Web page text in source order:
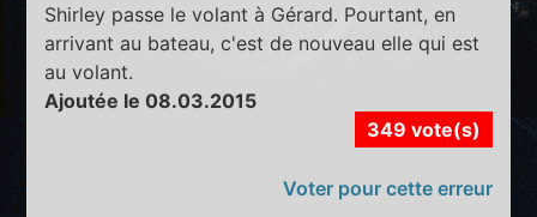
Shirley passe le volant à Gérard. Pourtant, en
arrivant au bateau, c'est de nouveau elle qui est
au volant.
Ajoutée le 08.03.2015
349 vote(s)
Voter pour cette erreur